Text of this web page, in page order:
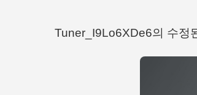
Tuner_I9Lo6XDe6의 수정